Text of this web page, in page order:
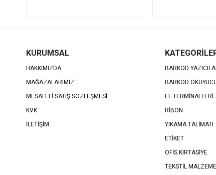
KURUMSAL
HAKKIMIZDA
MAĞAZALARIMIZ
MESAFELİ SATIŞ SÖZLEŞMESİ
KVK
İLETİŞİM
BARKOD
BARKOD
EL TERMİNALLERİ
RİBON
YIKAMA TALİMATI
ETİKET
OFİS KIRTASİYE
TEKSTİL